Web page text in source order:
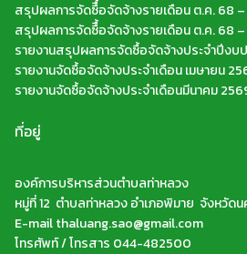
สรุปผลการจัดซืื้อจัดจ้างรายเดือน ต.ค. 68 –
สรุปผลการจัดซืื้อจัดจ้างรายเดือน ต.ค. 68 –
รายงานสรุปผลการจัดซื้อจัดจ้างประจำปีงบ
รายงานจัดซื้อจัดจ้างประจำเดือน เมษายน
รายงานจัดซื้อจัดจ้างประจำเดือนมีนาคม
ที่อยู่
องค์การบริหารส่วนตำบลท่าหลวง
หมู่ที่ 12 ตำบลท่าหลวง อำเภอพิมาย จังหวัด
E-mail thaluang.sao@gmail.com
โทรศัพท์ / โทรสาร 044-482500